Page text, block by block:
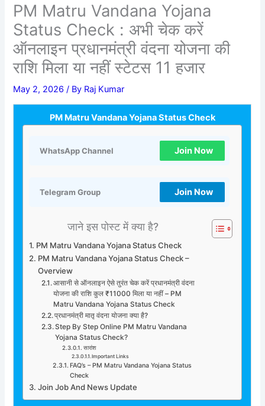
PM Matru Vandana Yojana
Status Check : अभी चेक करें
ऑनलाइन प्रधानमंत्री वंदना योजना की
राशि मिला या नहीं स्टेटस 11 हजार
May 2, 2026/ By Raj Kumar
PM Matru Vandana Yojana Status Check
WhatsApp Channel Join Now
Telegram Group Join Now
जाने इस पोस्ट में क्या है?
PM Matru Vandana Yojana Status Check
PM Matru Vandana Yojana Status Check –
Overview
आसानी से ऑनलाइन ऐसे तुरंत चेक करें प्रधानमंत्री वंदना
योजना की राशि कुल ₹11000 मिला या नहीं – PM
Matru Vandana Yojana Status Check
प्रधानमंत्री मातृ वंदना योजना क्या है?
Step By Step Online PM Matru Vandana
Yojana Status Check?
सारांश
Important Links
FAQ’s – PM Matru Vandana Yojana Status
Check
Join Job And News Update